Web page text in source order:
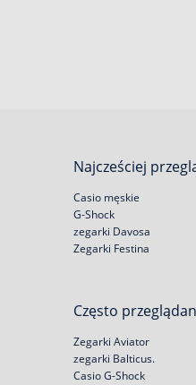
Najcześciej
Casio męskie
G-Shock
zegarki Davosa
Zegarki Festina
Często
Zegarki Aviator
zegarki Balticus.
Casio G-Shock